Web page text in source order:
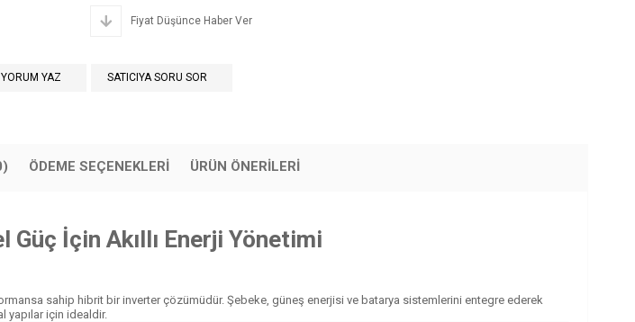
Fiyat Düşünce Haber Ver
YORUM YAZ SATICIYA SORU SOR
ÖDEME SEÇENEKLERI ÜRÜN ÖNERILERI
İçin Akıllı Enerji Yönetimi
sahip hibrit bir inverter çözümüdür. Şebeke, güneş enerjisi ve batarya sistemlerini entegre ederek
yapılar için idealdir.